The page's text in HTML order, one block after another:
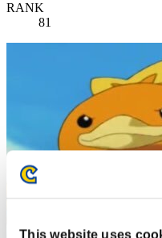
This website uses
RANK
81